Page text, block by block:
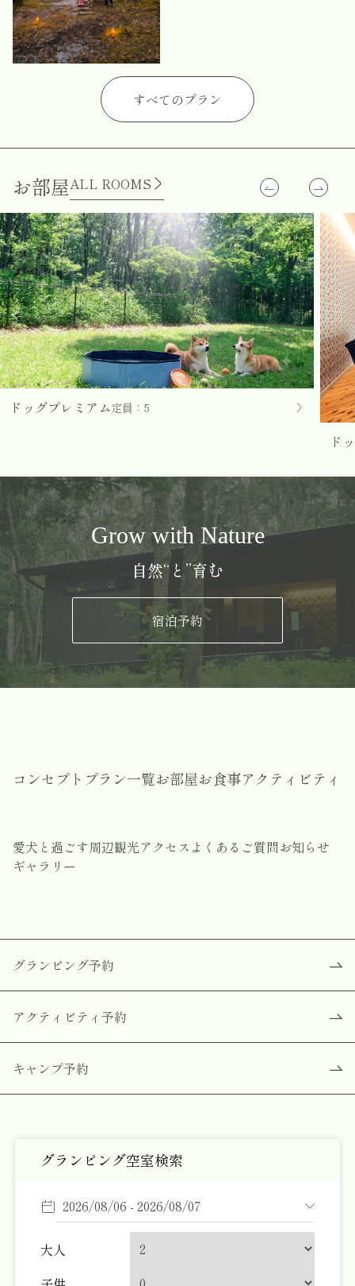
グランピング空室検索
大人
すべてのプラン
お部屋ALL ROOMS
ドッグプレミアム定員：5
ド
Grow with Nature
自然“と”育む
宿泊予約
コンセプト プラン一覧お部屋お食事アクティビティ
愛犬と過ごす周辺観光アクセス よくあるご質問お知らせ
ギャラリー
グランピング予約
アクティビティ予約
キャンプ予約
ウェナヴィレッジくじゅう